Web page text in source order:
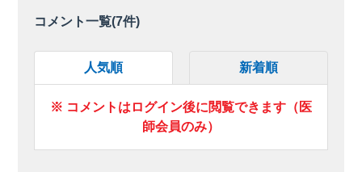
コメント一覧(7件)
人気順 新着順
※ コメントはログイン後に閲覧できます（医
師会員のみ）